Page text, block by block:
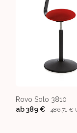
Rovo Solo 3810
ab389 € 486,71 €